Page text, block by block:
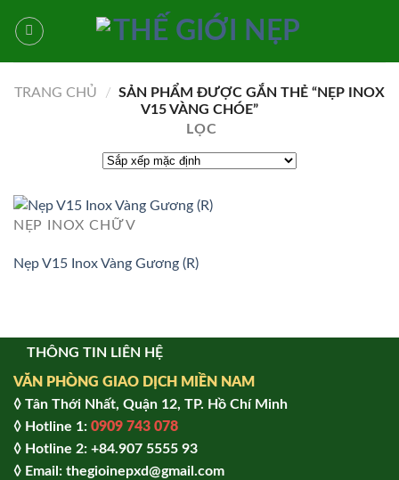
qua
TRANG CHỦ
/ SẢN PHẨM ĐƯỢC GẮN THẺ “NẸP INOX
V15 VÀNG CHÓE”
LỌC
NẸP INOX CHỮ V
Nẹp V15 Inox Vàng Gương (R)
THÔNG TIN LIÊN HỆ
VĂN PHÒNG GIAO DỊCH MIỀN NAM
◊ Tân Thới Nhất, Quận 12, TP. Hồ Chí Minh
◊ Hotline 1: 0909 743 078
◊ Hotline 2: +84.907 5555 93
◊ Email: thegioinepxd@gmail.com